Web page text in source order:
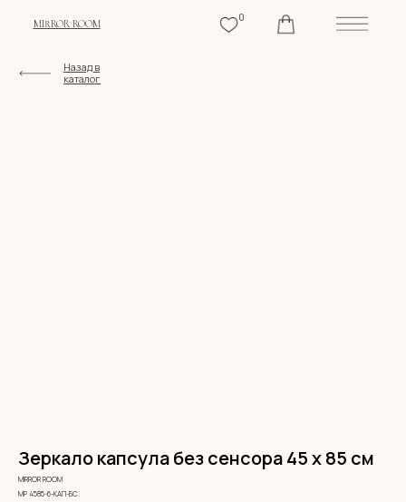
Зеркало капсула без сенсора 45 х 85 см
MIRROR ROOM
МР 4585-6-КАП-БС